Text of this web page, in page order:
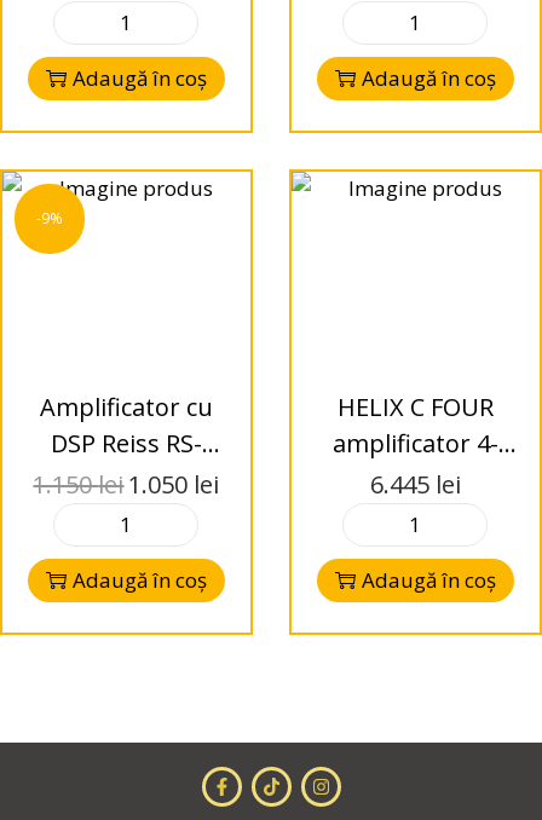
Adaugă în coș Adaugă în coș
-9%
Amplificator cu
DSP Reiss RS-
4DSP8
1.150lei1.050 lei
Adaugă în coș
HELIX C FOUR
amplificator 4-
channel High-End
High
6.445 lei
Adaugă în coș